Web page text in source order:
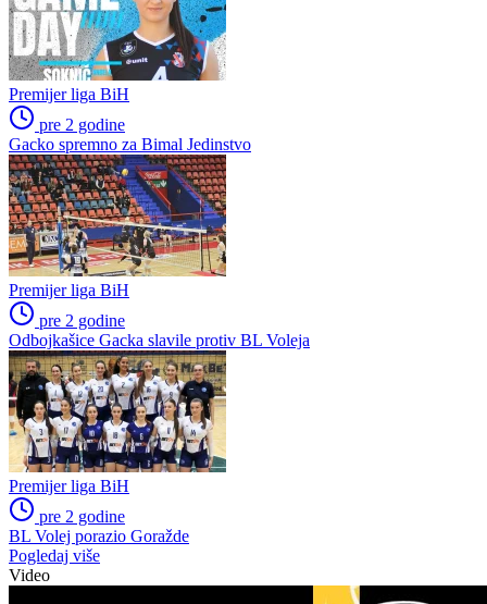
Premijer liga BiH
pre 2 godine
Gacko spremno za Bimal Jedinstvo
Premijer liga BiH
pre 2 godine
Odbojkašice Gacka slavile protiv BL Voleja
Premijer liga BiH
pre 2 godine
BL Volej porazio Goražde
Pogledaj više
Video